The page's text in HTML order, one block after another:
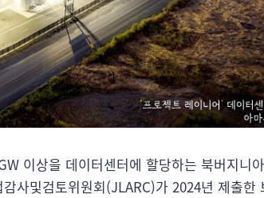
이상을 데이터센터에 할당하는 북버지니
사및검토위원회(JLARC)가 2024년 제출한